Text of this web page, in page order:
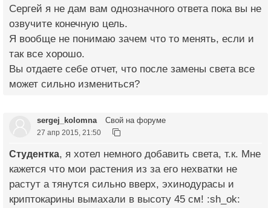
Сергей я не дам вам однозначного ответа пока вы не
озвучите конечную цель.
Я вообще не понимаю зачем что то менять, если и
так все хорошо.
Вы отдаете себе отчет, что после замены света все
может сильно измениться?
sergej_kolomna Свой на форуме
27 апр 2015, 21:50
Студентка, я хотел немного добавить света, т.к. Мне
кажется что мои растения из за его нехватки не
растут а тянутся сильно вверх, эхинодурасы и
криптокарины вымахали в высоту 45 см! :sh_ok: